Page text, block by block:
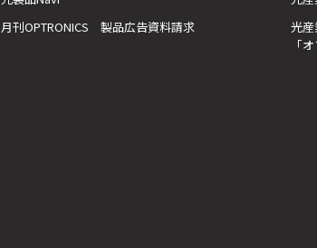
月刊OPTRONICS 製品広告資料請求
光
「